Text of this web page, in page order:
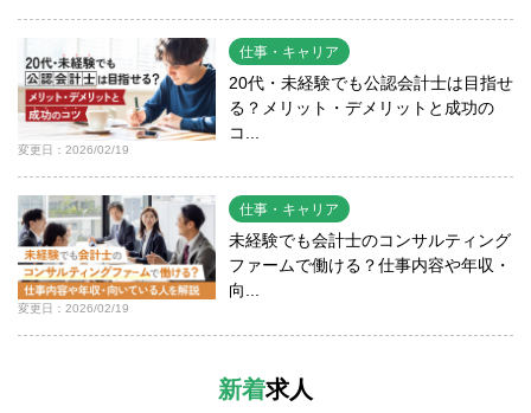
変更日：2026/02/19
仕事・キャリア
20代・未経験でも公認会計士は目指せ
る？メリット・デメリットと成功の
コ...
変更日：2026/02/19
仕事・キャリア
未経験でも会計士のコンサルティング
ファームで働ける？仕事内容や年収・
向...
新着求人